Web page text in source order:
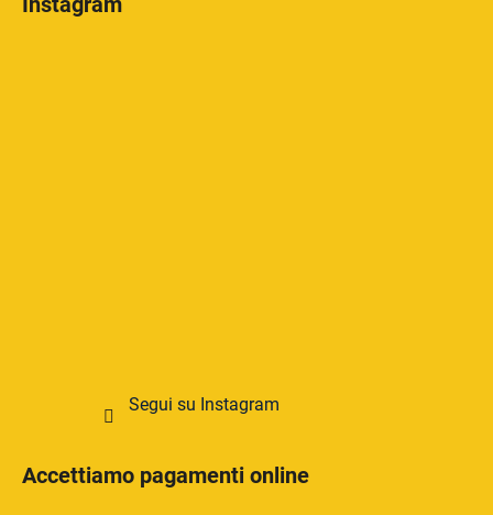
Segui su Instagram
Accettiamo pagamenti online